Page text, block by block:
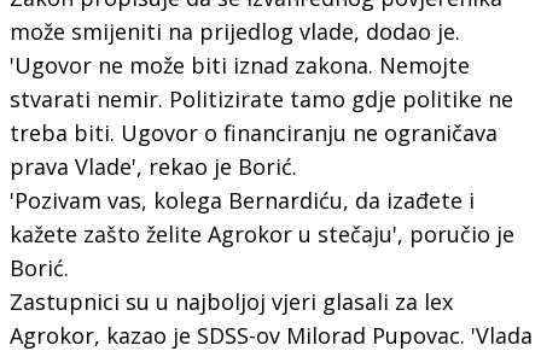
može smijeniti na prijedlog vlade, dodao je.
'Ugovor ne može biti iznad zakona. Nemojte
stvarati nemir. Politizirate tamo gdje politike ne
treba biti. Ugovor o financiranju ne ograničava
prava Vlade', rekao je Borić.
'Pozivam vas, kolega Bernardiću, da izađete i
kažete zašto želite Agrokor u stečaju', poručio je
Borić.
Zastupnici su u najboljoj vjeri glasali za lex
Agrokor, kazao je SDSS-ov Milorad Pupovac. 'Vlada